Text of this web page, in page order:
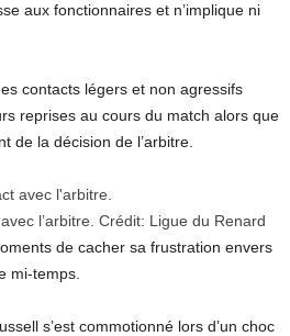
aux fonctionnaires et n’implique ni
contacts légers et non agressifs
reprises au cours du match alors que
de la décision de l’arbitre.
l’arbitre. Crédit: Ligue du Renard
de cacher sa frustration envers
mi-temps.
s’est commotionné lors d’un choc